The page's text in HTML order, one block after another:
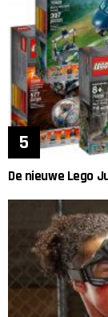
De nieuwe Lego